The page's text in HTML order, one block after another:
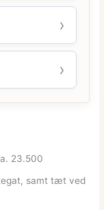
23.500
samt tæt ved